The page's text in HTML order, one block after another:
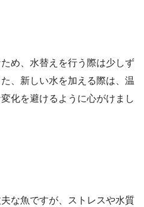
め、水替えを行う際は少しず
、新しい水を加える際は、温
化を避けるように心がけまし
な魚ですが、ストレスや水質